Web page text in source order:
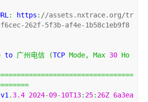
: https : //assets.nxtrace.org/tr
262f-5f3b-af4e-1b58c1eb9f8
to 广州电信 (TCP Mode, Max 30 Ho
v1 . 3.4 2024-09-10T13: 25: 26Z 6a3ea